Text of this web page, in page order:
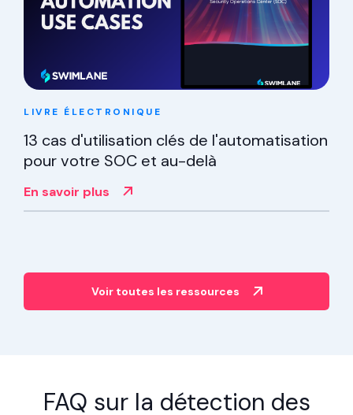
LIVRE ÉLECTRONIQUE
13 cas d'utilisation clés de l'automatisation
pour votre SOC et au-delà